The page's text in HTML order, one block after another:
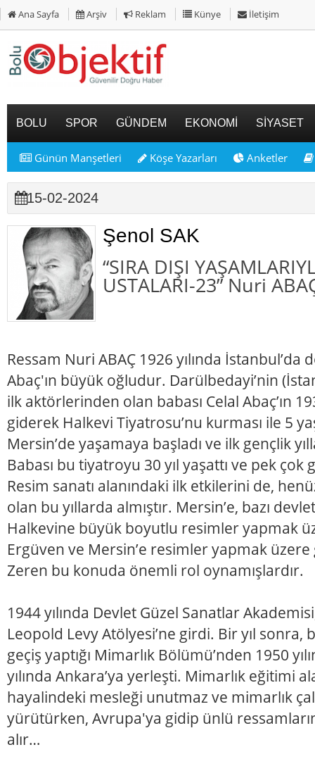
Ana Sayfa Arşiv Reklam Künye İletişim
BOLU SPOR GÜNDEM EKONOMİ SİYASET
Günün Manşetleri Köşe Yazarları Anketler
15-02-2024
Şenol SAK
“SIRA DIŞI
USTALARI-23” Nuri
Ressam Nuri ABAÇ 1926 yılında İstanbul’da
Abaç'ın büyük oğludur. Darülbedayi’nin
ilk aktörlerinden olan babası Celal Abaç’ın
giderek Halkevi Tiyatrosu’nu kurması ile 5
Mersin’de yaşamaya başladı ve ilk gençlik
Babası bu tiyatroyu 30 yıl yaşattı ve pek çok
Resim sanatı alanındaki ilk etkilerini de,
olan bu yıllarda almıştır. Mersin’e, bazı
Halkevine büyük boyutlu resimler yapmak
Ergüven ve Mersin’e resimler yapmak üzere
Zeren bu konuda önemli rol oynamışlardır.
1944 yılında Devlet Güzel Sanatlar
Leopold Levy Atölyesi’ne girdi. Bir yıl sonra,
geçiş yaptığı Mimarlık Bölümü’nden 1950
yılında Ankara’ya yerleşti. Mimarlık eğitimi
hayalindeki mesleği unutmaz ve mimarlık
yürütürken, Avrupa'ya gidip ünlü
alır…